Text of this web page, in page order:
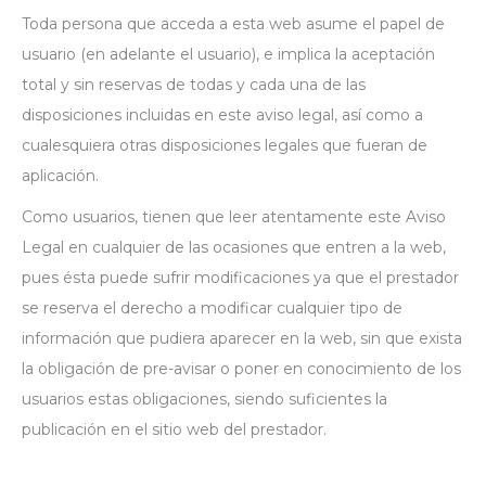
Toda persona que acceda a esta web asume el papel de
usuario (en adelante el usuario), e implica la aceptación
total y sin reservas de todas y cada una de las
disposiciones incluidas en este aviso legal, así como a
cualesquiera otras disposiciones legales que fueran de
aplicación.
Como usuarios, tienen que leer atentamente este Aviso
Legal en cualquier de las ocasiones que entren a la web,
pues ésta puede sufrir modificaciones ya que el prestador
se reserva el derecho a modificar cualquier tipo de
información que pudiera aparecer en la web, sin que exista
la obligación de pre-avisar o poner en conocimiento de los
usuarios estas obligaciones, siendo suficientes la
publicación en el sitio web del prestador.